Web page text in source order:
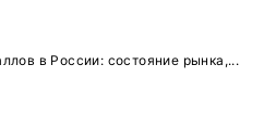
в России: состояние рынка,...